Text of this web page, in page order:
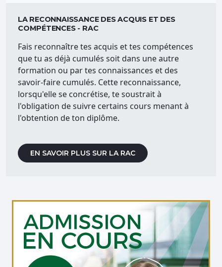
LA RECONNAISSANCE DES ACQUIS ET DES
COMPÉTENCES - RAC
Fais reconnaître tes acquis et tes compétences
que tu as déjà cumulés soit dans une autre
formation ou par tes connaissances et des
savoir-faire cumulés. Cette reconnaissance,
lorsqu'elle se concrétise, te soustrait à
l'obligation de suivre certains cours menant à
l'obtention de ton diplôme.
EN SAVOIR PLUS SUR LA RAC